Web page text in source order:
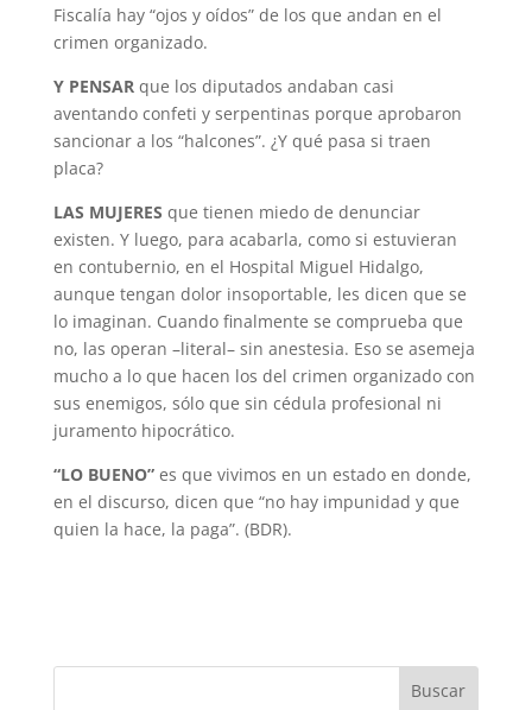
Fiscalía hay “ojos y oídos” de los que andan en el
crimen organizado.
Y PENSAR que los diputados andaban casi
aventando confeti y serpentinas porque aprobaron
sancionar a los “halcones”. ¿Y qué pasa si traen
placa?
LAS MUJERES que tienen miedo de denunciar
existen. Y luego, para acabarla, como si estuvieran
en contubernio, en el Hospital Miguel Hidalgo,
aunque tengan dolor insoportable, les dicen que se
lo imaginan. Cuando finalmente se comprueba que
no, las operan –literal– sin anestesia. Eso se asemeja
mucho a lo que hacen los del crimen organizado con
sus enemigos, sólo que sin cédula profesional ni
juramento hipocrático.
“LO BUENO” es que vivimos en un estado en donde,
en el discurso, dicen que “no hay impunidad y que
quien la hace, la paga”. (BDR).
Buscar